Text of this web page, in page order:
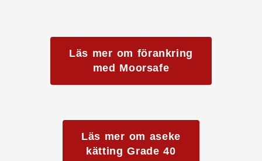
Läs mer om förankring
med Moorsafe
Läs mer om aseke
kätting Grade 40